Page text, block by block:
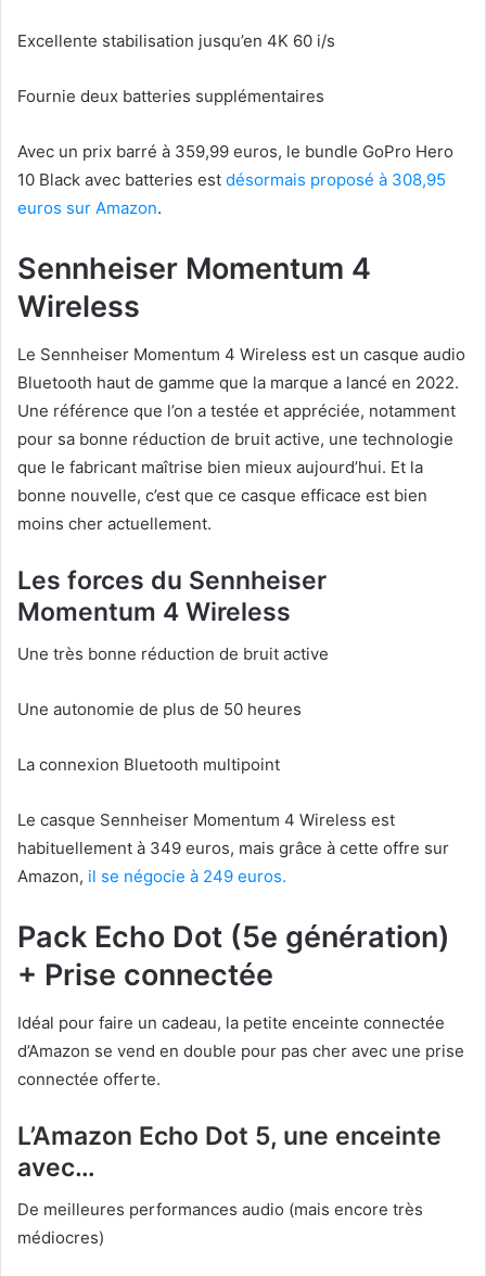
Excellente stabilisation jusqu’en 4K 60 i/s
Fournie deux batteries supplémentaires
Avec un prix barré à 359,99 euros, le bundle GoPro Hero
10 Black avec batteries est désormais proposé à 308,95
euros sur Amazon.
Sennheiser Momentum 4
Wireless
Le Sennheiser Momentum 4 Wireless est un casque audio
Bluetooth haut de gamme que la marque a lancé en 2022.
Une référence que l’on a testée et appréciée, notamment
pour sa bonne réduction de bruit active, une technologie
que le fabricant maîtrise bien mieux aujourd’hui. Et la
bonne nouvelle, c’est que ce casque efficace est bien
moins cher actuellement.
Les forces du Sennheiser
Momentum 4 Wireless
Une très bonne réduction de bruit active
Une autonomie de plus de 50 heures
La connexion Bluetooth multipoint
Le casque Sennheiser Momentum 4 Wireless est
habituellement à 349 euros, mais grâce à cette offre sur
Amazon, il se négocie à 249 euros.
Pack Echo Dot (5e génération)
+ Prise connectée
Idéal pour faire un cadeau, la petite enceinte connectée
d’Amazon se vend en double pour pas cher avec une prise
connectée offerte.
L’Amazon Echo Dot 5, une enceinte
avec…
De meilleures performances audio (mais encore très
médiocres)